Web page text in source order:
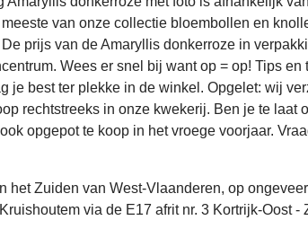
van onze collectie bloembollen en
prijs van de Amaryllis donkerroze in
Wees er snel bij want op = op! Tips en
je best ter plekke in de winkel. Opgelet: wij
rechtstreeks in onze kwekerij. Ben je te laat
opgepot te koop in het vroege voorjaar.
het Zuiden van West-Vlaanderen, op
via de E17 afrit nr. 3 Kortrijk-Oost -